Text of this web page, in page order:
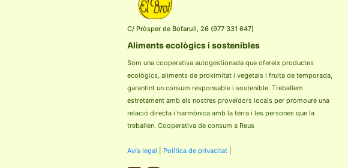
C/ Pròsper de Bofarull, 26 (977 331 647)
Aliments ecològics i sostenibles
Som una cooperativa autogestionada que ofereix productes
ecològics, aliments de proximitat i vegetals i fruita de temporada,
garantint un consum responsable i sostenible. Treballem
estretament amb els nostres proveïdors locals per promoure una
relació directa i harmònica amb la terra i les persones que la
treballen. Cooperativa de consum a Reus
Avís legal Política de privacitat